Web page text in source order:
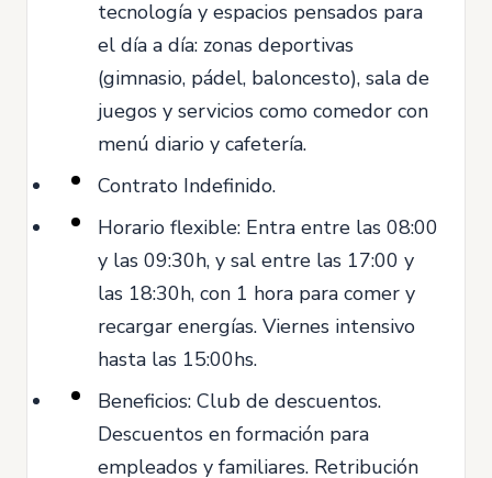
tecnología y espacios pensados para
el día a día: zonas deportivas
(gimnasio, pádel, baloncesto), sala de
juegos y servicios como comedor con
menú diario y cafetería.
Contrato Indefinido.
Horario flexible: Entra entre las 08:00
y las 09:30h, y sal entre las 17:00 y
las 18:30h, con 1 hora para comer y
recargar energías. Viernes intensivo
hasta las 15:00hs.
Beneficios: Club de descuentos.
Descuentos en formación para
empleados y familiares. Retribución